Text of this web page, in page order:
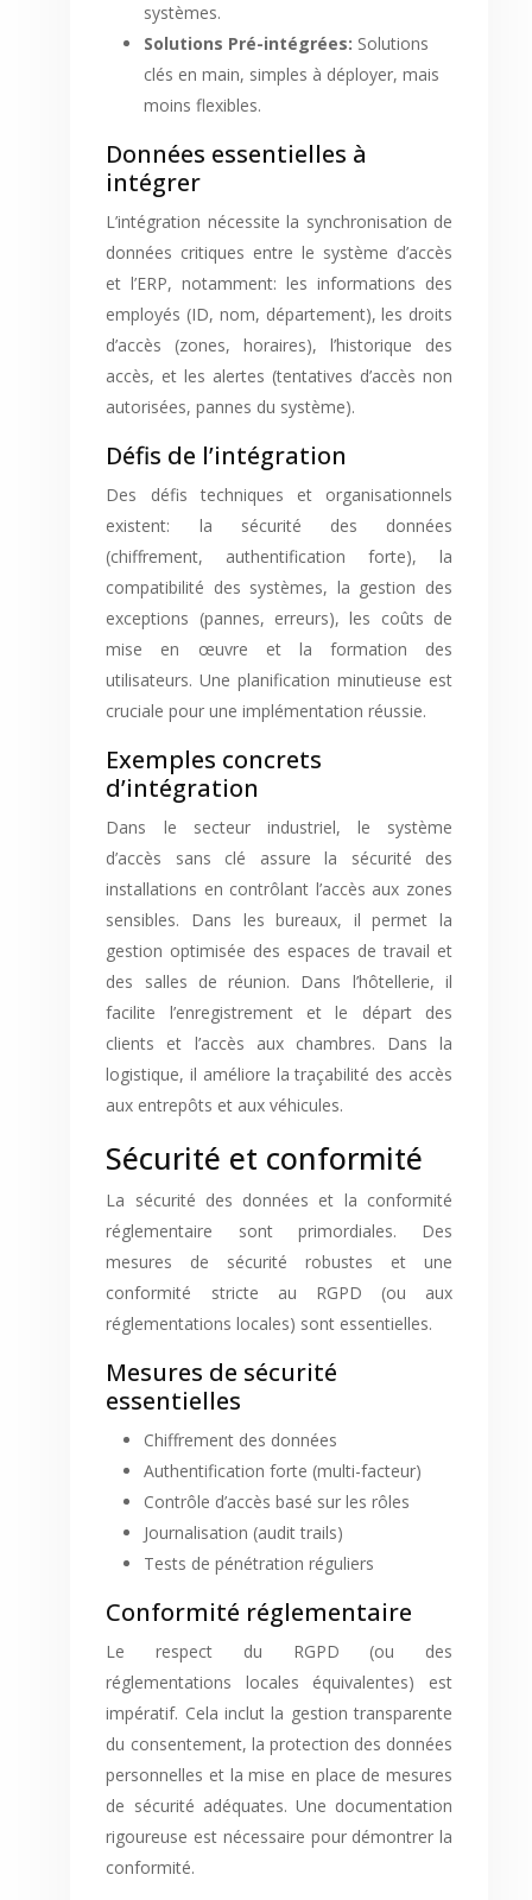
systèmes.
Solutions Pré-intégrées: Solutions
clés en main, simples à déployer, mais
moins flexibles.
Données essentielles à
intégrer
L’intégration nécessite la synchronisation de
données critiques entre le système d’accès
et l’ERP, notamment: les informations des
employés (ID, nom, département), les droits
d’accès (zones, horaires), l’historique des
accès, et les alertes (tentatives d’accès non
autorisées, pannes du système).
Défis de l’intégration
Des défis techniques et organisationnels
existent: la sécurité des données
(chiffrement, authentification forte), la
compatibilité des systèmes, la gestion des
exceptions (pannes, erreurs), les coûts de
mise en œuvre et la formation des
utilisateurs. Une planification minutieuse est
cruciale pour une implémentation réussie.
Exemples concrets
d’intégration
Dans le secteur industriel, le système
d’accès sans clé assure la sécurité des
installations en contrôlant l’accès aux zones
sensibles. Dans les bureaux, il permet la
gestion optimisée des espaces de travail et
des salles de réunion. Dans l’hôtellerie, il
facilite l’enregistrement et le départ des
clients et l’accès aux chambres. Dans la
logistique, il améliore la traçabilité des accès
aux entrepôts et aux véhicules.
Sécurité et conformité
La sécurité des données et la conformité
réglementaire sont primordiales. Des
mesures de sécurité robustes et une
conformité stricte au RGPD (ou aux
réglementations locales) sont essentielles.
Mesures de sécurité
essentielles
Chiffrement des données
Authentification forte (multi-facteur)
Contrôle d’accès basé sur les rôles
Journalisation (audit trails)
Tests de pénétration réguliers
Conformité réglementaire
Le respect du RGPD (ou des
réglementations locales équivalentes) est
impératif. Cela inclut la gestion transparente
du consentement, la protection des données
personnelles et la mise en place de mesures
de sécurité adéquates. Une documentation
rigoureuse est nécessaire pour démontrer la
conformité.